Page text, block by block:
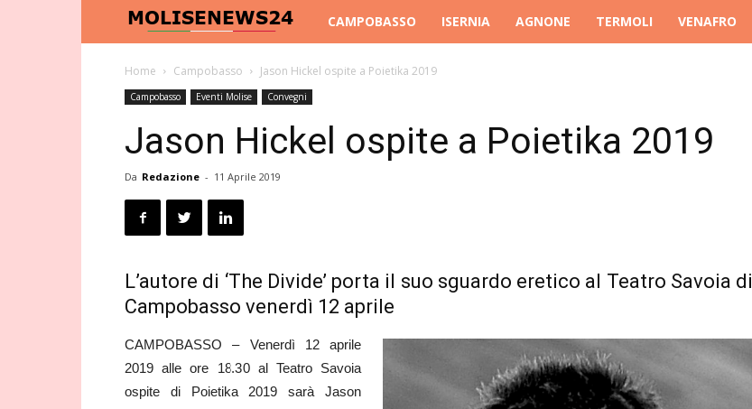
Molise
News
CAMPOBASSO ISERNIA AGNONE TERMOLI VENAFRO
Home Campobasso Jason Hickel ospite a Poietika 2019
Campobasso Eventi Molise Convegni
Jason Hickel ospite a Poietika 2019
Da Redazione - 11 Aprile 2019
L’autore di ‘The Divide’ porta il suo sguardo eretico al Teatro Savoia di
Campobasso venerdì 12 aprile
CAMPOBASSO – Venerdì 12 aprile
2019 alle ore 18.30 al Teatro Savoia
ospite di Poietika 2019 sarà Jason